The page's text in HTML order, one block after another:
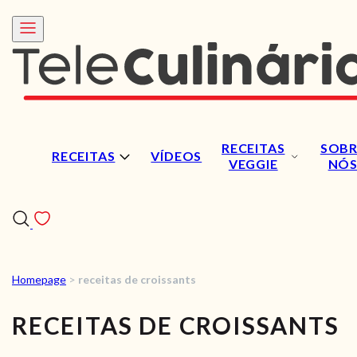
RECEITAS VÍDEOS
RECEITAS
VEGGIE
NÓS
RECEITAS
VÍDEOS
Homepage > receitas de croissants
RECEITAS DE CROISSANTS